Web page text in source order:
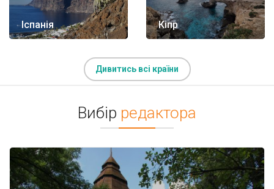
Іспанія Кіпр
Дивитись всі країни
Вибір редактора